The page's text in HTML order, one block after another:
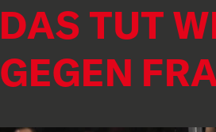
DAS TUT
GEGEN